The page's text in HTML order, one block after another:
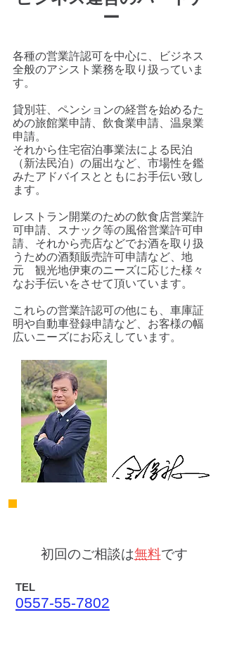
ー
各種の営業許認可を中心に、ビジネス
全般のアシスト業務を取り扱っていま
す。
貸別荘、ペンションの経営を始めるた
めの旅館業申請、飲食業申請、温泉業
申請。
それから住宅宿泊事業法による民泊
（新法民泊）の届出など、市場性を鑑
みたアドバイスとともにお手伝い致し
ます。
レストラン開業のための飲食店営業許
可申請、スナック等の風俗営業許可申
請、それから売店などでお酒を取り扱
うための酒類販売許可申請など、地
元 観光地伊東のニーズに応じた様々
なお手伝いをさせて頂いています。
これらの営業許認可の他にも、車庫証
明や自動車登録申請など、お客様の幅
広いニーズにお応えしています。
初回のご相談は無料です
TEL
0557-55-7802